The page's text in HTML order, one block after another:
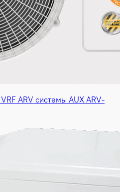
ARV системы AUX ARV-